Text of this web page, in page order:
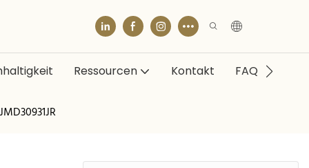
Ressourcen Kontakt FAQ